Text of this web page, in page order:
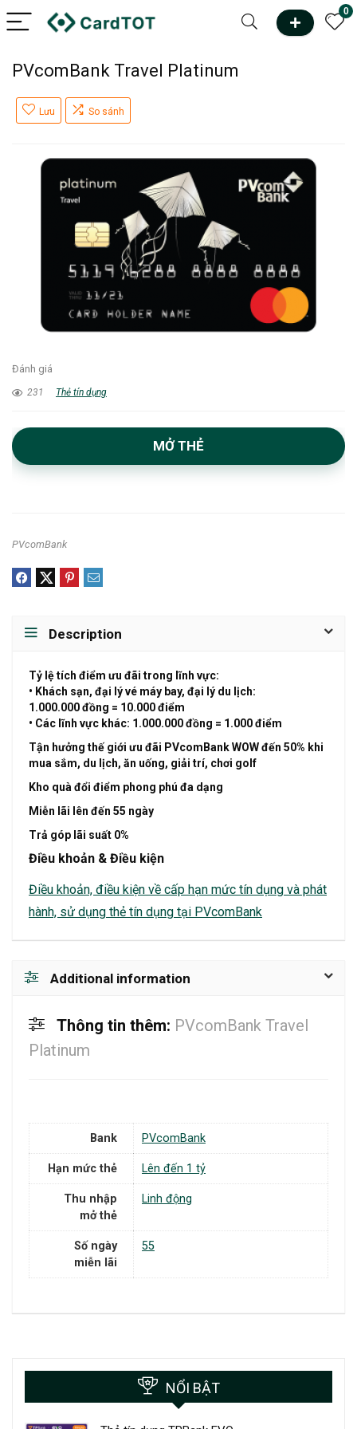
0
PVcomBank Travel Platinum
Lưu So sánh
Đánh giá
231 Thẻ tín dụng
MỞ THẺ
PVcomBank
Description
Tỷ lệ tích điểm ưu đãi trong lĩnh vực:
• Khách sạn, đại lý vé máy bay, đại lý du lịch:
1.000.000 đồng = 10.000 điểm
• Các lĩnh vực khác: 1.000.000 đồng = 1.000 điểm
Tận hưởng thế giới ưu đãi PVcomBank WOWđến 50% khi
mua sắm, du lịch, ăn uống, giải trí, chơi golf
Kho quà đổi điểm phong phú đa dạng
Miễn lãi lên đến 55 ngày
Trả góp lãi suất 0%
Điều khoản & Điều kiện
Điều khoản, điều kiện về cấp hạn mức tín dụng và phát
hành, sử dụng thẻ tín dụng tại PVcomBank
Additional information
Thông tin thêm: PVcomBank Travel
Platinum
Bank PVcomBank
Hạn mức thẻ Lên đến 1 tỷ
Thu nhập
mở thẻ
Linh động
Số ngày
miễn lãi
55
NỔI BẬT